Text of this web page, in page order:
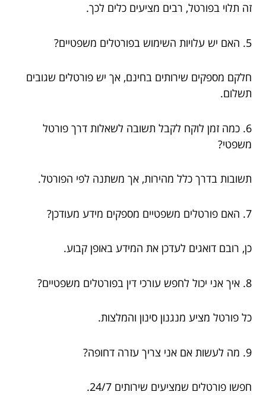
זה תלוי בפורטל, רבים מציעים כלים לכך.
5. האם יש עלויות השימוש בפורטלים משפטיים?
חלקם מספקים שירותים בחינם, אך יש פורטלים שגובים
תשלום.
6. כמה זמן לוקח לקבל תשובה לשאלות דרך פורטל
משפטי?
תשובות בדרך כלל מהירות, אך משתנה לפי הפורטל.
7. האם פורטלים משפטיים מספקים מידע מעודכן?
כן, רובם דואגים לעדכן את המידע באופן קבוע.
8. איך אני יכול לחפש עורכי דין בפורטלים משפטיים?
כל פורטל מציע מנגנון סינון והמלצות.
9. מה לעשות אם אני צריך עזרה דחופה?
חפשו פורטלים שמציעים שירותים 24/7.